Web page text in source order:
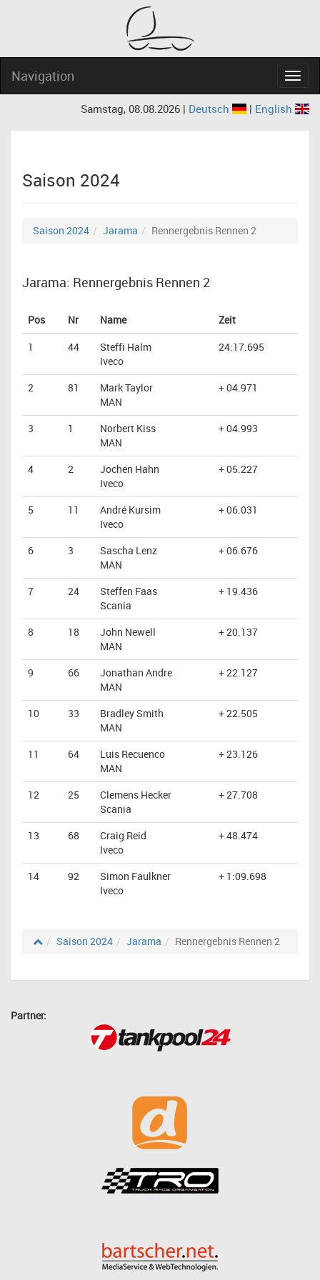
Navigation
Samstag, 08.08.2026 | Deutsch | English
Saison 2024
Saison 2024 Jarama Rennergebnis Rennen 2
Jarama: Rennergebnis Rennen 2
Pos Nr Name
Zeit
1
44
Steffi Halm
Iveco
24:17.695
2 81
Mark Taylor
MAN
+ 04.971
3 1
Norbert Kiss
MAN
+ 04.993
4 2
Jochen Hahn
Iveco
+ 05.227
5 11
André Kursim
Iveco
+ 06.031
6 3
Sascha Lenz
MAN
+ 06.676
7 24
Steffen Faas
Scania
+ 19.436
8 18
John Newell
MAN
+ 20.137
9 66
Jonathan Andre
MAN
+ 22.127
10 33
Bradley Smith
MAN
+ 22.505
11 64
Luis Recuenco
MAN
+ 23.126
12 25
Clemens Hecker
Scania
+ 27.708
13 68
Craig Reid
Iveco
+ 48.474
14 92
Simon Faulkner
Iveco
+ 1:09.698
Saison 2024 Jarama Rennergebnis Rennen 2
Partner: